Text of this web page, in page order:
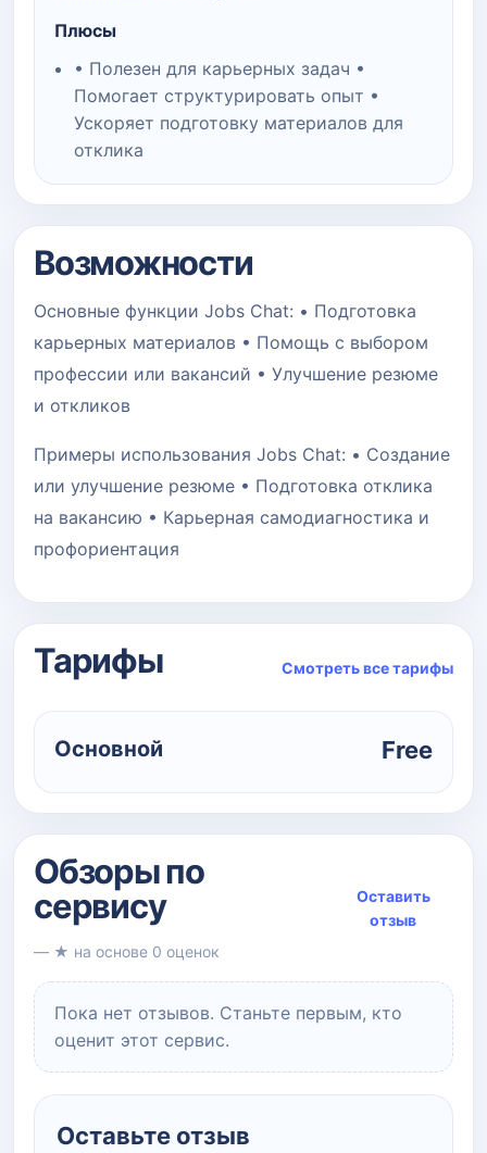
Плюсы
• Полезен для карьерных задач •
Помогает структурировать опыт •
Ускоряет подготовку материалов для
отклика
Возможности
Основные функции Jobs Chat: • Подготовка
карьерных материалов • Помощь с выбором
профессии или вакансий • Улучшение резюме
и откликов
Примеры использования Jobs Chat: • Создание
или улучшение резюме • Подготовка отклика
на вакансию • Карьерная самодиагностика и
профориентация
Тарифы Смотреть все тарифы
Основной Free
Обзоры по
сервису
— ★ на основе 0 оценок
Оставить
отзыв
Пока нет отзывов. Станьте первым, кто
оценит этот сервис.
Оставьте отзыв